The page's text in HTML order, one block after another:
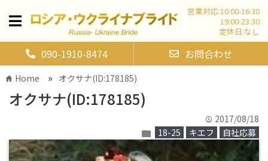
営業対応:10:00-16:30
19:00-23:30
定休日:なし
090-1910-8474 お問合わせ
home Home » オクサナ(ID:178185)
オクサナ(ID:178185)
time 2017/08/18
folder 18-25 キエフ 自社応募